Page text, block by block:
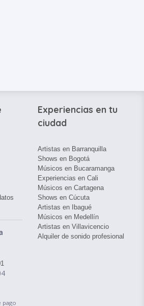
pago
Experiencias en tu
ciudad
Artistas en Barranquilla
Shows en Bogotá
Músicos en Bucaramanga
Experiencias en Cali
Músicos en Cartagena
Shows en Cúcuta
Artistas en Ibagué
Músicos en Medellín
Artistas en Villavicencio
Alquiler de sonido profesional